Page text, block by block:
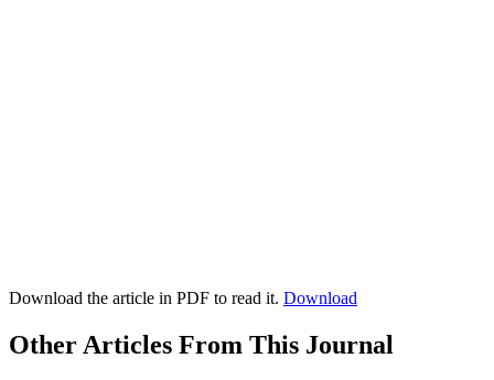
Download the article in PDF to read it. Download
Other Articles From This Journal